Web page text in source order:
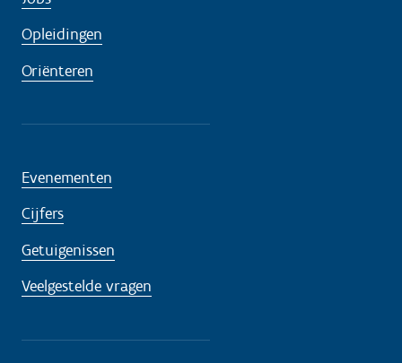
Opleidingen
Oriënteren
Evenementen
Cijfers
Getuigenissen
Veelgestelde vragen